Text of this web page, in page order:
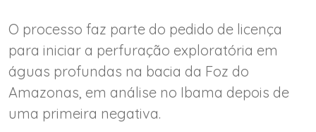
O processo faz parte do pedido de licença
para iniciar a perfuração exploratória em
águas profundas na bacia da Foz do
Amazonas, em análise no Ibama depois de
uma primeira negativa.